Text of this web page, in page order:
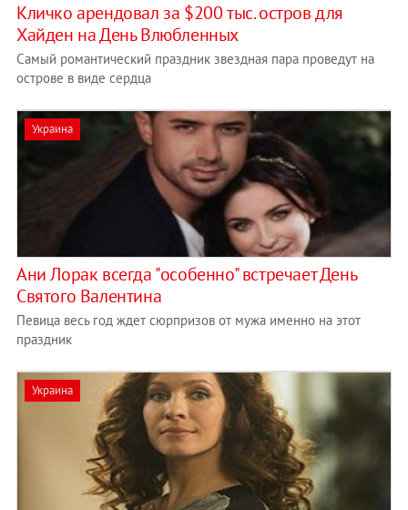
Кличко арендовал за $200 тыс. остров для
Хайден на День Влюбленных
Самый романтический праздник звездная пара проведут на
острове в виде сердца
Украина
Ани Лорак всегда "особенно" встречает День
Святого Валентина
Певица весь год ждет сюрпризов от мужа именно на этот
праздник
Украина